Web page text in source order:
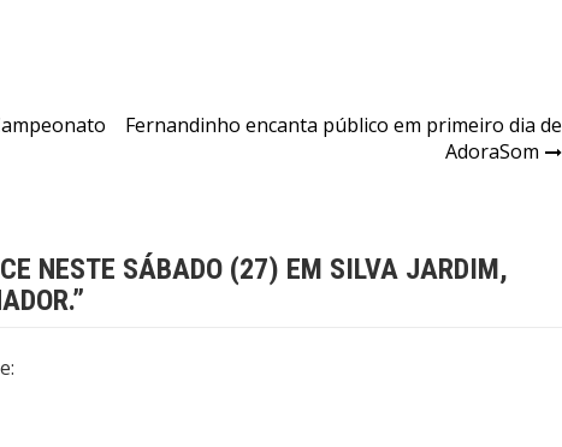
Fernandinho encanta público em primeiro dia de
AdoraSom
NESTE SÁBADO (27) EM SILVA JARDIM,
”